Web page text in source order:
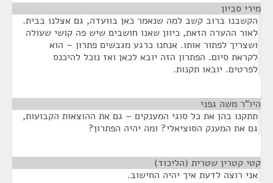
מירי סביון
הקשבנו ברוב קשב למה שנאמר כאן בוועדה, גם אצלנו בבית.
לאור ההערה הזאת, כיוון שאנו חושבים שיש פה קושי שעולה
ושצריך לפתור אותו. אנחנו כרגע מגבשים פתרון – הוא
לקראת סיום. הפתרון הזה יובא לכאן ואז נוכל להיכנס
לפרטים. יובאו תקנות.
היו"ר משה גפני
תתקנו בהן את כל סוגי המענקים – גם את ההוצאות הקבועות,
גם את המענק הסוציאלי? ומה יהיה הפתרון?
קטי קטרין שטרית (הליכוד)
אני רוצה לדעת איך יהיה החישוב.